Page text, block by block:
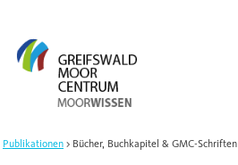
Publikationen Bücher, Buchkapitel & GMC-Schriften